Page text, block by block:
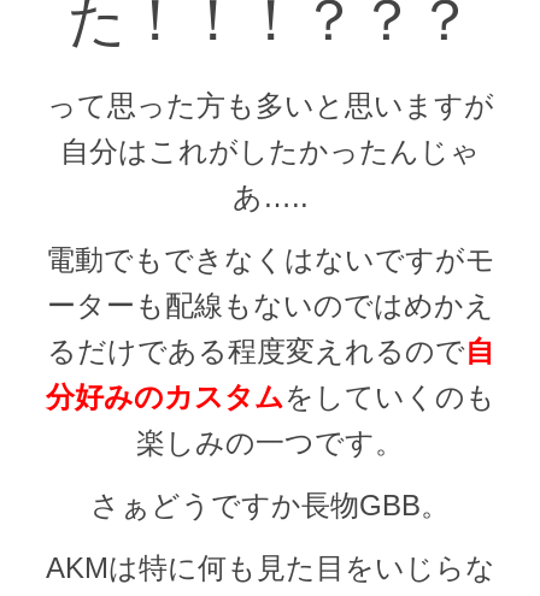
た！！！？？？
って思った方も多いと思いますが
自分はこれがしたかったんじゃ
あ…..
電動でもできなくはないですがモ
ーターも配線もないのではめかえ
るだけである程度変えれるので自
分好みのカスタムをしていくのも
楽しみの一つです。
さぁどうですか長物GBB。
AKMは特に何も見た目をいじらな